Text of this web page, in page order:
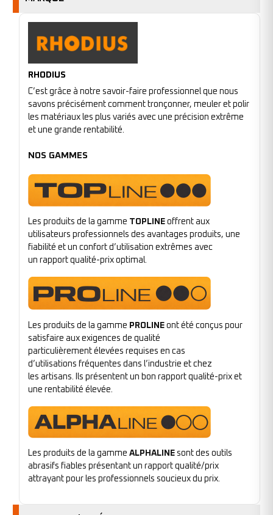
RHODIUS
C’est grâce à notre savoir-faire professionnel que nous
savons précisément comment tronçonner, meuler et polir
les matériaux les plus variés avec une précision extrême
et une grande rentabilité.
NOS GAMMES
Les produits de la gamme TOPLINE offrent aux
utilisateurs professionnels des avantages produits, une
fiabilité et un confort d’utilisation extrêmes avec
un rapport qualité-prix optimal.
Les produits de la gamme PROLINE ont été conçus pour
satisfaire aux exigences de qualité
particulièrement élevées requises en cas
d’utilisations fréquentes dans l’industrie et chez
les artisans. Ils présentent un bon rapport qualité-prix et
une rentabilité élevée.
Les produits de la gamme ALPHALINE sont des outils
abrasifs fiables présentant un rapport qualité/prix
attrayant pour les professionnels soucieux du prix.